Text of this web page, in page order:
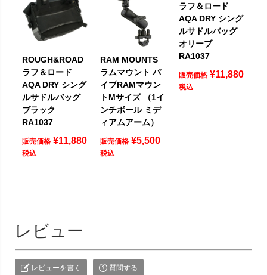
ROUGH&ROAD
ラフ＆ロード
AQA DRY シング
ルサドルバッグ
ブラック
RA1037
販売価格 ¥11,880
税込
RAM MOUNTS
ラムマウント パ
イプRAMマウン
トMサイズ （1イ
ンチボール ミデ
ィアムアーム）
販売価格 ¥5,500
税込
ラフ＆ロード
AQA DRY シング
ルサドルバッグ
オリーブ
RA1037
販売価格 ¥11,880
税込
レビュー
レビューを書く 質問する